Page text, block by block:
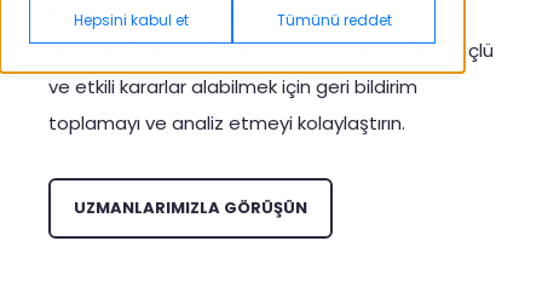
Hepsini kabul et Tümünü reddet
Perakende işletmenizi birinci sınıf bir müşteri
deneyimi yönetimi platformuyla güçlendirin, güçlü
ve etkili kararlar alabilmek için geri bildirim
toplamayı ve analiz etmeyi kolaylaştırın.
UZMANLARIMIZLA GÖRÜŞÜN